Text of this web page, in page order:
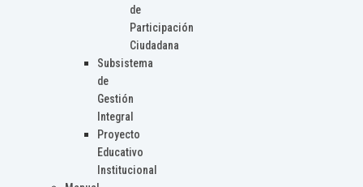
de
Participación
Ciudadana
Subsistema
de
Gestión
Integral
Proyecto
Educativo
Institucional